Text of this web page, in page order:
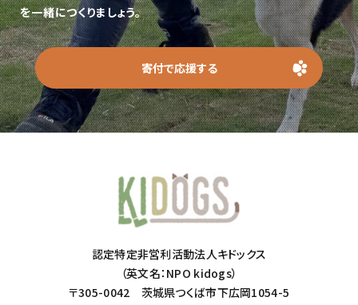
を一緒につくりましょう。
寄付で応援する
認定特定非営利活動法人キドックス
（英文名：NPO kidogs）
〒305-0042 茨城県つくば市下広岡1054-5